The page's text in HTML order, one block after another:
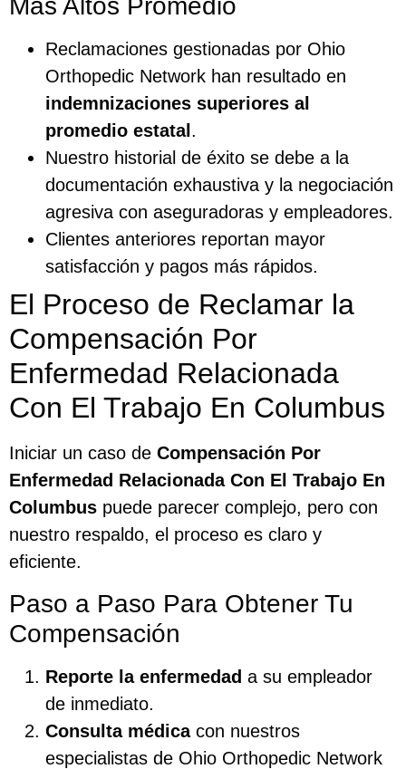
Más Altos Promedio
Reclamaciones gestionadas por Ohio
Orthopedic Network han resultado en
indemnizaciones superiores al
promedio estatal .
Nuestro historial de éxito se debe a la
documentación exhaustiva y la negociación
agresiva con aseguradoras y empleadores.
Clientes anteriores reportan mayor
satisfacción y pagos más rápidos.
El Proceso de Reclamar la
Compensación Por
Enfermedad Relacionada
Con El Trabajo En Columbus
Iniciar un caso de Compensación Por
Enfermedad Relacionada Con El Trabajo En
Columbus puede parecer complejo, pero con
nuestro respaldo, el proceso es claro y
eficiente.
Paso a Paso Para Obtener Tu
Compensación
Reporte la enfermedad a su empleador
de inmediato.
Consulta médicacon nuestros
especialistas de Ohio Orthopedic Network